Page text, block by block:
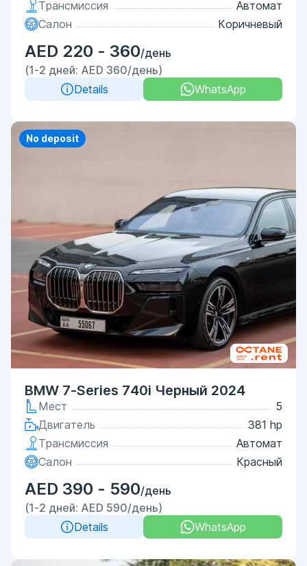
Трансмиссия
Автомат
Салон
Коричневый
AED 220 - 360/день
(1-2 дней: AED 360/день)
Details
WhatsApp
Priority
No deposit
BMW 7-Series 740i Черный 2024
Мест
5
Двигатель
381 hp
Трансмиссия
Автомат
Салон
Красный
AED 390 - 590/день
(1-2 дней: AED 590/день)
Details
WhatsApp